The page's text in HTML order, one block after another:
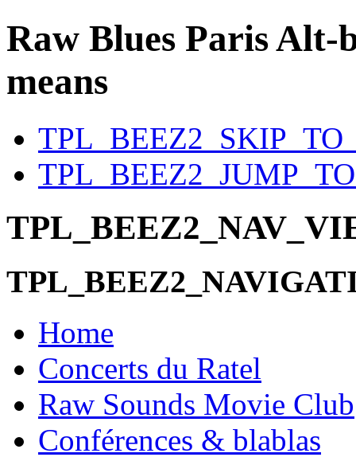
Raw Blues ParisAlt-
means
Home
Concerts du Ratel
Raw Sounds Movie Club
Conférences & blablas